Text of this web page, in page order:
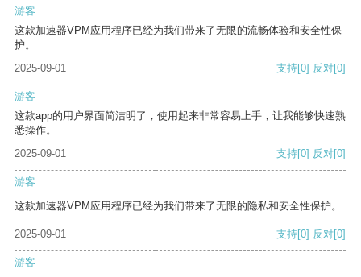
游客
这款加速器VPM应用程序已经为我们带来了无限的流畅体验和安全性保
护。
2025-09-01
支持[0] 反对[0]
游客
这款app的用户界面简洁明了，使用起来非常容易上手，让我能够快速熟
悉操作。
2025-09-01
支持[0] 反对[0]
游客
这款加速器VPM应用程序已经为我们带来了无限的隐私和安全性保护。
2025-09-01 支持[0] 反对[0]
游客